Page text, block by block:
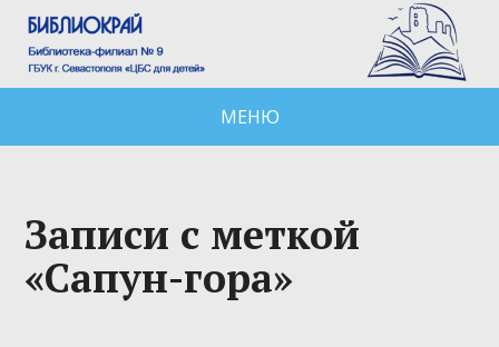
МЕНЮ
Записи с меткой
«Сапун-гора»